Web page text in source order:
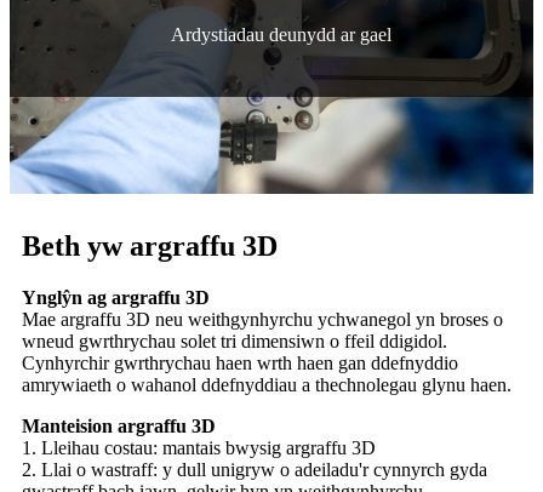
Ardystiadau deunydd ar gael
Beth yw argraffu 3D
Ynglŷn ag argraffu 3D
Mae argraffu 3D neu weithgynhyrchu ychwanegol yn broses o
wneud gwrthrychau solet tri dimensiwn o ffeil ddigidol.
Cynhyrchir gwrthrychau haen wrth haen gan ddefnyddio
amrywiaeth o wahanol ddefnyddiau a thechnolegau glynu haen.
Manteision argraffu 3D
1. Lleihau costau: mantais bwysig argraffu 3D
2. Llai o wastraff: y dull unigryw o adeiladu'r cynnyrch gyda